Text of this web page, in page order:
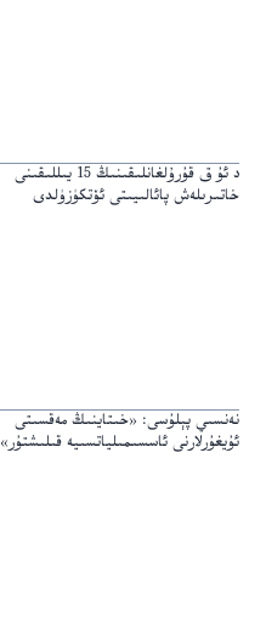
د ئۇ ق قۇرۇلغانلىقىنىڭ 15 يىللىقىنى
خاتىرىلەش پائالىيىتى ئۆتكۈزۈلدى
نەنسىي پېلۇسى: «خىتاينىڭ مەقسىتى
ئۇيغۇرلارنى ئاسسىمىلياتسىيە قىلىشتۇر»